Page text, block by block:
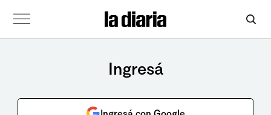
Ingresá